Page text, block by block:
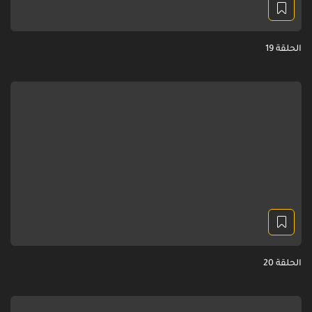
الحلقة 19
الحلقة 20